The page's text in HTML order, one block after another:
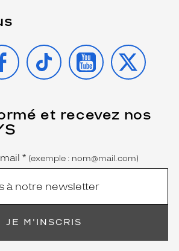
TIKTOK YOUTUBE
X
et recevez nos
* (exemple : nom@mail.com)
JE M'INSCRIS